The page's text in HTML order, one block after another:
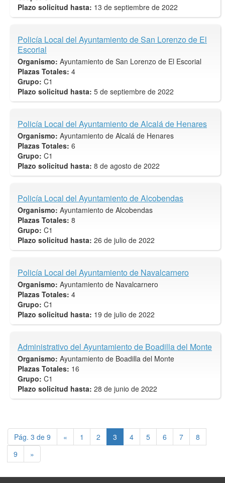
Plazo solicitud hasta: 13 de septiembre de 2022
Policía Local del Ayuntamiento de San Lorenzo de El
Escorial
Organismo: Ayuntamiento de San Lorenzo de El Escorial
Plazas Totales: 4
Grupo: C1
Plazo solicitud hasta: 5 de septiembre de 2022
Policía Local del Ayuntamiento de Alcalá de Henares
Organismo: Ayuntamiento de Alcalá de Henares
Plazas Totales: 6
Grupo: C1
Plazo solicitud hasta: 8 de agosto de 2022
Policía Local del Ayuntamiento de Alcobendas
Organismo: Ayuntamiento de Alcobendas
Plazas Totales: 8
Grupo: C1
Plazo solicitud hasta: 26 de julio de 2022
Policía Local del Ayuntamiento de Navalcarnero
Organismo: Ayuntamiento de Navalcarnero
Plazas Totales: 4
Grupo: C1
Plazo solicitud hasta: 19 de julio de 2022
Administrativo del Ayuntamiento de Boadilla del Monte
Organismo: Ayuntamiento de Boadilla del Monte
Plazas Totales: 16
Grupo: C1
Plazo solicitud hasta: 28 de junio de 2022
Pág. 3 de 9 « 1 2 3 4 5 6 7
8
9
»